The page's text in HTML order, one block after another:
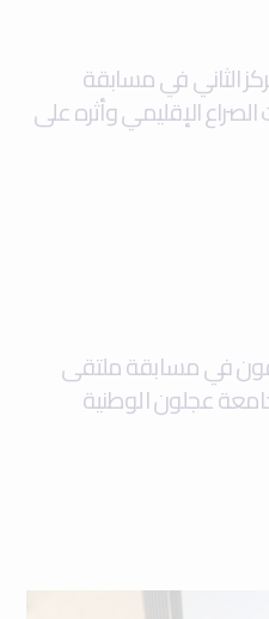
الثاني في مسابقة
الإقليمي وأثره على
في مسابقة ملتقى
عجلون الوطنية